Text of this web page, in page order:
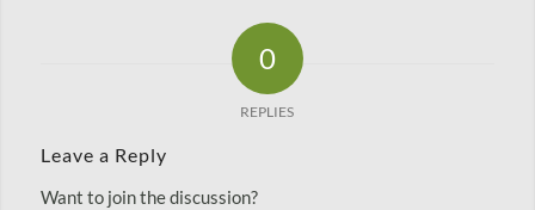
0
REPLIES
Leave a Reply
Want to join the discussion?